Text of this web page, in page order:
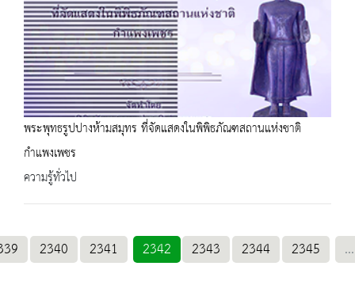
พระพุทธรูปปางห้ามสมุทร ที่จัดแสดงในพิพิธภัณฑสถานแห่งชาติ
กำแพงเพชร
ความรู้ทั่วไป
2340 2341 2342 2343 2344 2345 ...